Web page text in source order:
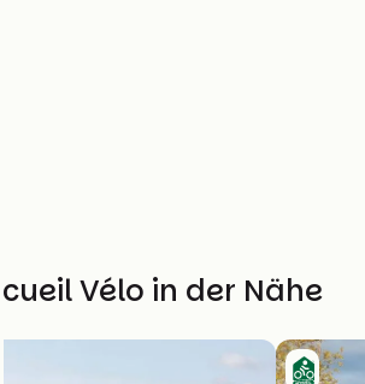
Vélo in der Nähe